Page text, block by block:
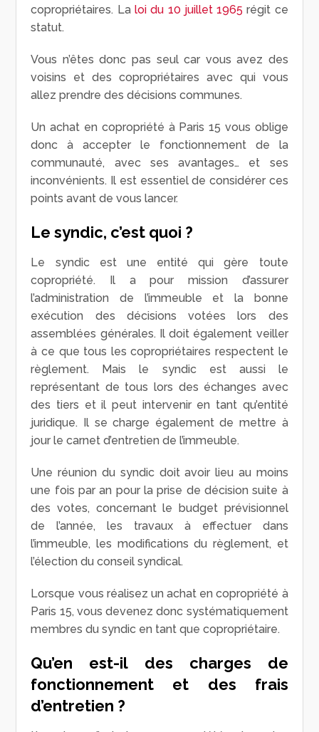
copropriétaires. La loi du 10 juillet 1965 régit ce
statut.
Vous n’êtes donc pas seul car vous avez des
voisins et des copropriétaires avec qui vous
allez prendre des décisions communes.
Un achat en copropriété à Paris 15 vous oblige
donc à accepter le fonctionnement de la
communauté, avec ses avantages… et ses
inconvénients. Il est essentiel de considérer ces
points avant de vous lancer.
Le syndic, c’est quoi ?
Le syndic est une entité qui gère toute
copropriété. Il a pour mission d’assurer
l’administration de l’immeuble et la bonne
exécution des décisions votées lors des
assemblées générales. Il doit également veiller
à ce que tous les copropriétaires respectent le
règlement. Mais le syndic est aussi le
représentant de tous lors des échanges avec
des tiers et il peut intervenir en tant qu’entité
juridique. Il se charge également de mettre à
jour le carnet d’entretien de l’immeuble.
Une réunion du syndic doit avoir lieu au moins
une fois par an pour la prise de décision suite à
des votes, concernant le budget prévisionnel
de l’année, les travaux à effectuer dans
l’immeuble, les modifications du règlement, et
l’élection du conseil syndical.
Lorsque vous réalisez un achat en copropriété à
Paris 15, vous devenez donc systématiquement
membres du syndic en tant que copropriétaire.
Qu’en est-il des charges de
fonctionnement et des frais
d’entretien ?